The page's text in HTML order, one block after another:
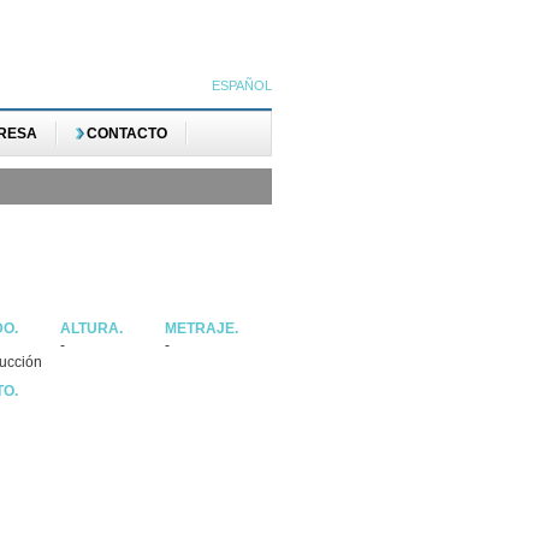
ESPAÑOL
CONTACTO
ALTURA.
METRAJE.
- -